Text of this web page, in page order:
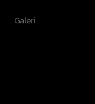
Galeri